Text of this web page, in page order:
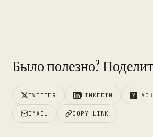
Было полезно?
TWITTER LINKEDIN
EMAIL COPY LINK